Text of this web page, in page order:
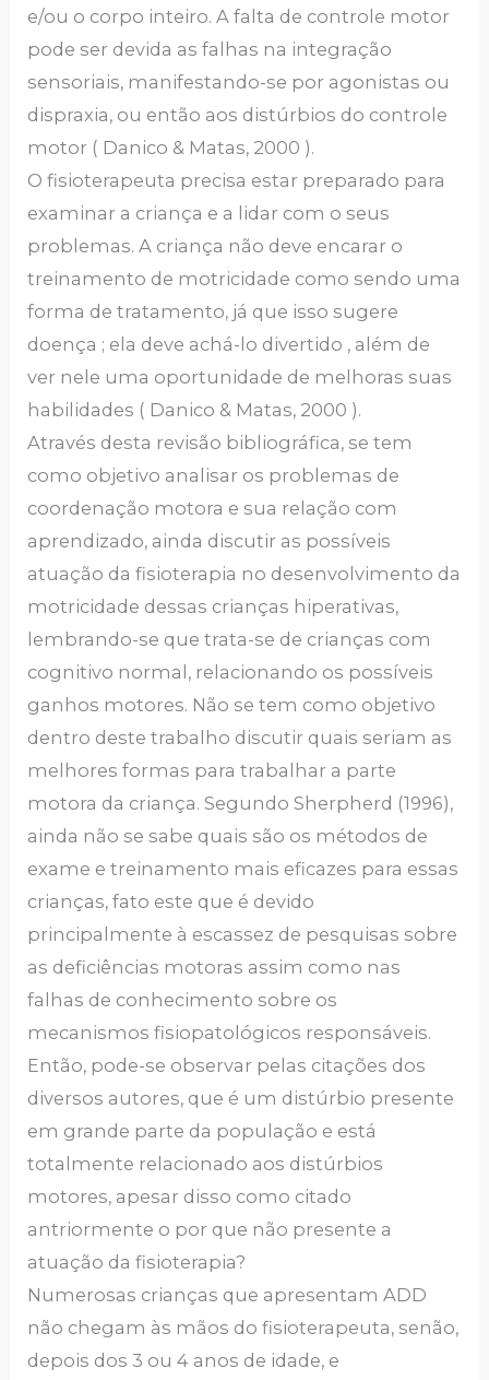
e/ou o corpo inteiro. A falta de controle motor
pode ser devida as falhas na integração
sensoriais, manifestando-se por agonistas ou
dispraxia, ou então aos distúrbios do controle
motor ( Danico & Matas, 2000 ).
O fisioterapeuta precisa estar preparado para
examinar a criança e a lidar com o seus
problemas. A criança não deve encarar o
treinamento de motricidade como sendo uma
forma de tratamento, já que isso sugere
doença ; ela deve achá-lo divertido , além de
ver nele uma oportunidade de melhoras suas
habilidades ( Danico & Matas, 2000 ).
Através desta revisão bibliográfica, se tem
como objetivo analisar os problemas de
coordenação motora e sua relação com
aprendizado, ainda discutir as possíveis
atuação da fisioterapia no desenvolvimento da
motricidade dessas crianças hiperativas,
lembrando-se que trata-se de crianças com
cognitivo normal, relacionando os possíveis
ganhos motores. Não se tem como objetivo
dentro deste trabalho discutir quais seriam as
melhores formas para trabalhar a parte
motora da criança. Segundo Sherpherd (1996),
ainda não se sabe quais são os métodos de
exame e treinamento mais eficazes para essas
crianças, fato este que é devido
principalmente à escassez de pesquisas sobre
as deficiências motoras assim como nas
falhas de conhecimento sobre os
mecanismos fisiopatológicos responsáveis.
Então, pode-se observar pelas citações dos
diversos autores, que é um distúrbio presente
em grande parte da população e está
totalmente relacionado aos distúrbios
motores, apesar disso como citado
antriormente o por que não presente a
atuação da fisioterapia?
Numerosas crianças que apresentam ADD
não chegam às mãos do fisioterapeuta, senão,
depois dos 3 ou 4 anos de idade, e